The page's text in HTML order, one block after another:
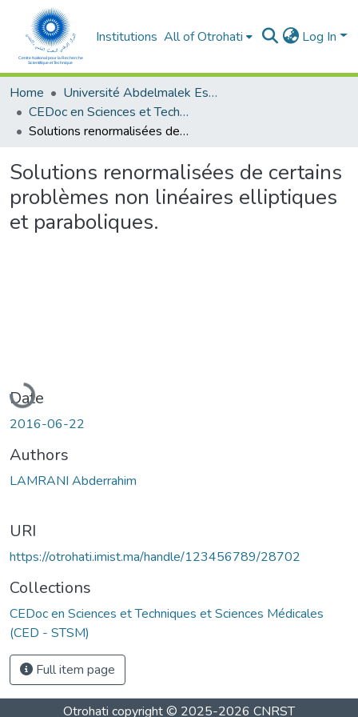
Institutions All of Otrohati Log In
Home
Université Abdelmalek Essaâdi - Tétouan
CEDoc en Sciences et Techniques et Sciences Médicales (CED - STSM)
Solutions renormalisées de certains problèmes non linéaires elliptiques et paraboliques.
Solutions renormalisées de certains
problèmes non linéaires elliptiques
et paraboliques.
Loading...
Date
2016-06-22
Authors
LAMRANI Abderrahim
URI
https://otrohati.imist.ma/handle/123456789/28702
Collections
CEDoc en Sciences et Techniques et Sciences Médicales
(CED - STSM)
Full item page
Otrohati copyright © 2025-2026 CNRST